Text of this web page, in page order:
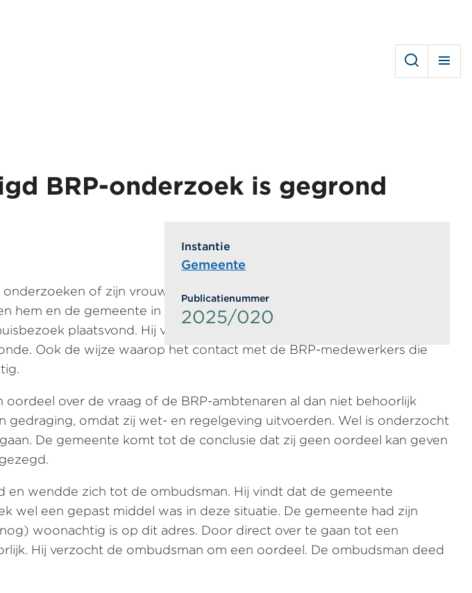
BRP-onderzoek is gegrond
of zijn vrouw nog wel op dit adres woonde. Dit had een
en de gemeente in een andere kwestie. De man diende hierover
plaatsvond. Hij vroeg zich af of er geen andere manieren
Ook de wijze waarop het contact met de BRP-medewerkers die
over de vraag of de BRP-ambtenaren al dan niet behoorlijk
omdat zij wet- en regelgeving uitvoerden. Wel is onderzocht
De gemeente komt tot de conclusie dat zij geen oordeel kan geven
wendde zich tot de ombudsman. Hij vindt dat de gemeente
een gepast middel was in deze situatie. De gemeente had zijn
woonachtig is op dit adres. Door direct over te gaan tot een
Hij verzocht de ombudsman om een oordeel. De ombudsman deed
Instantie
Gemeente
Publicatienummer
2025/020